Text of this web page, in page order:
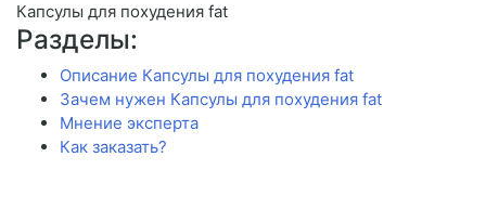
Капсулы для похудения fat
Разделы:
Описание Капсулы для похудения fat
Зачем нужен Капсулы для похудения fat
Мнение эксперта
Как заказать?